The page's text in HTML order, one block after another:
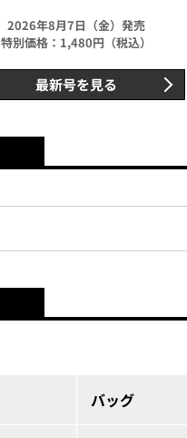
2026年8月7日（金）発売
特別価格：1,480円（税込）
最新号を見る
バッグ